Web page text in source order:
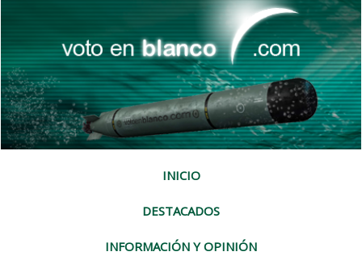
INICIO
DESTACADOS
INFORMACIÓN Y OPINIÓN